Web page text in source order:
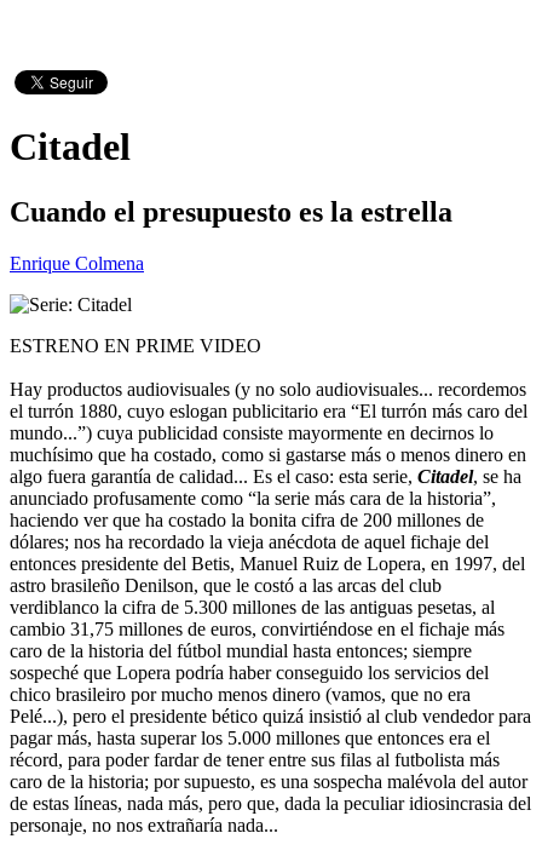
Citadel
Cuando el presupuesto es la estrella
Enrique Colmena
ESTRENO EN PRIME VIDEO
Hay productos audiovisuales (y no solo audiovisuales... recordemos
el turrón 1880, cuyo eslogan publicitario era “El turrón más caro del
mundo...”) cuya publicidad consiste mayormente en decirnos lo
muchísimo que ha costado, como si gastarse más o menos dinero en
algo fuera garantía de calidad... Es el caso: esta serie, Citadel, se ha
anunciado profusamente como “la serie más cara de la historia”,
haciendo ver que ha costado la bonita cifra de 200 millones de
dólares; nos ha recordado la vieja anécdota de aquel fichaje del
entonces presidente del Betis, Manuel Ruiz de Lopera, en 1997, del
astro brasileño Denilson, que le costó a las arcas del club
verdiblanco la cifra de 5.300 millones de las antiguas pesetas, al
cambio 31,75 millones de euros, convirtiéndose en el fichaje más
caro de la historia del fútbol mundial hasta entonces; siempre
sospeché que Lopera podría haber conseguido los servicios del
chico brasileiro por mucho menos dinero (vamos, que no era
Pelé...), pero el presidente bético quizá insistió al club vendedor para
pagar más, hasta superar los 5.000 millones que entonces era el
récord, para poder fardar de tener entre sus filas al futbolista más
caro de la historia; por supuesto, es una sospecha malévola del autor
de estas líneas, nada más, pero que, dada la peculiar idiosincrasia del
personaje, no nos extrañaría nada...